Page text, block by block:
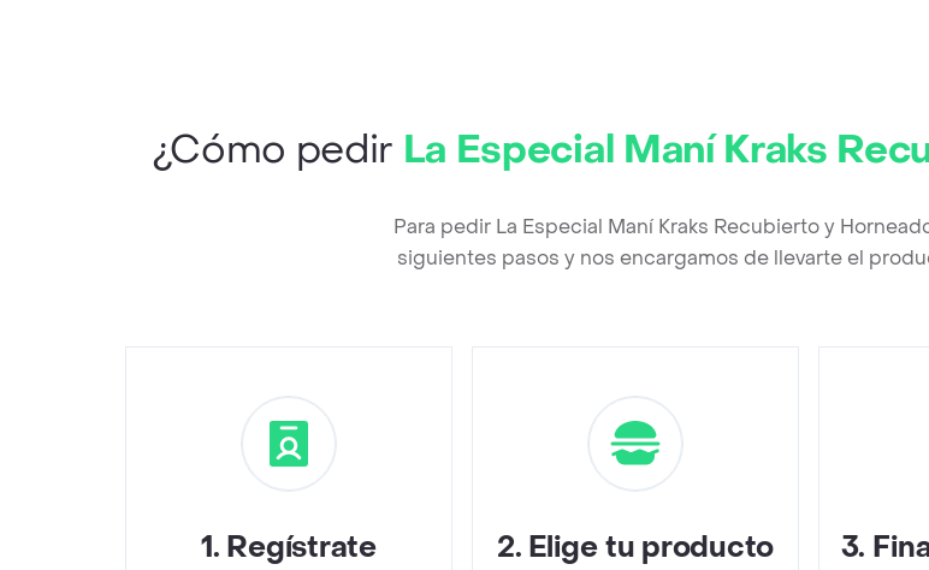
¿Cómo pedir La Especial Maní Kraks
Para pedir La Especial Maní Kraks Recubierto y
siguientes pasos y nos encargamos de llevarte el
1. Regístrate 2. Elige tu producto 3.